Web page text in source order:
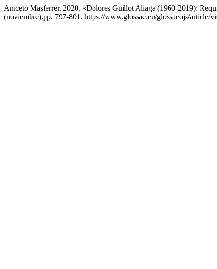
Aniceto Masferrer. 2020. «Dolores Guillot Aliaga (1960-2019):
(noviembre):pp. 797-801. https://www.glossae.eu/glossaeojs/article/